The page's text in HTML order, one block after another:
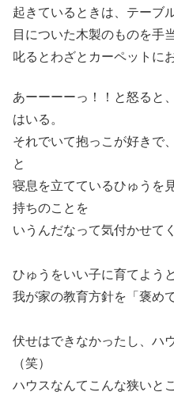
起きているときは、テーブ
目についた木製のものを手
叱るとわざとカーペットに
あーーーーっ！！と怒ると
はいる。
それでいて抱っこが好きで
と
寝息を立てているひゅうを
持ちのことを
いうんだなって気付かせて
ひゅうをいい子に育てよう
我が家の教育方針を「褒め
伏せはできなかったし、ハ
（笑）
ハウスなんてこんな狭いと